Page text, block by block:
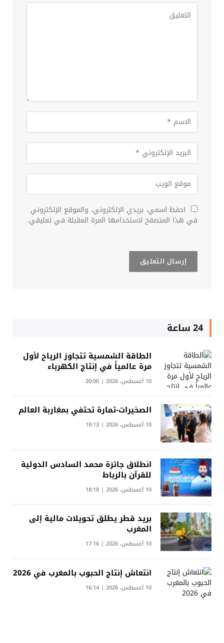
احفظ اسمي، بريدي الإلكتروني، والموقع الإلكتروني
في هذا المتصفح لاستخدامها المرة المقبلة في تعليقي.
24 ساعة
الطاقة الشمسية تتجاوز الرياح لأول
مرة عالمياً في إنتاج الكهرباء
10 أغسطس، 2026 | 20:00
الصخيرات-تمارة تحتفي بمغاربة العالم
10 أغسطس، 2026 | 19:13
انطلاق جائزة محمد السادس الدولية
للقرآن بالرباط
10 أغسطس، 2026 | 18:18
بريد قطر يطلق تحويلات مالية إلى
المغرب
10 أغسطس، 2026 | 17:16
انتعاش إنتاج الحبوب بالمغرب في 2026
10 أغسطس، 2026 | 16:14